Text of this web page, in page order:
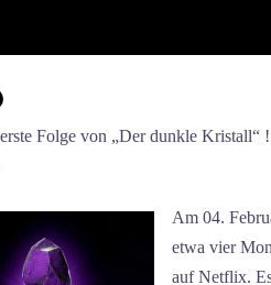
Folge von „Der dunkle Kristall“
Am 04.
etwa vier
auf Netflix.